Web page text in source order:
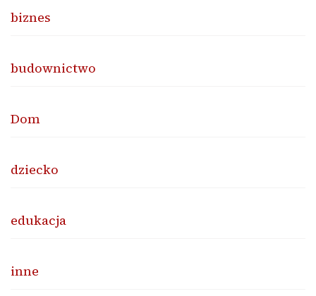
biznes
budownictwo
Dom
dziecko
edukacja
inne